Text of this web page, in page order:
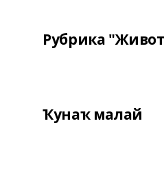
Рубрика
Ҡунаҡ малай